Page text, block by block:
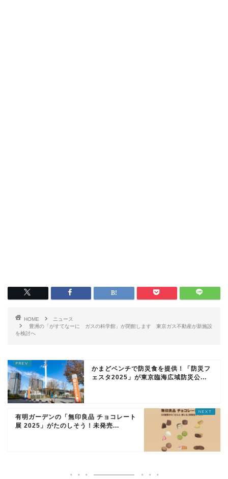
HOME
ニュース
豊洲の「がすてなーに ガスの科学館」が閉館します 東京ガス不動産が新施設
を検討へ
かまどベンチで防災食を提供！「防災フ
ェスタ2025」が東京臨海広域防災公...
有明ガーデンの「無印良品 チョコレート
展 2025」がたのしそう！未発売...